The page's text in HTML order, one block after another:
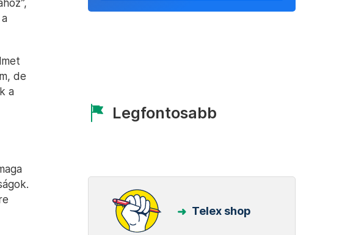
de
a
Legfontosabb
Telex shop